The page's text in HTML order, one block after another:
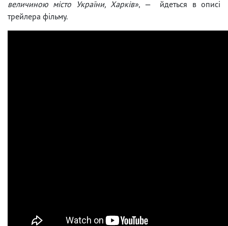
величиною місто України, Харків», — йдеться в описі
трейлера фільму.